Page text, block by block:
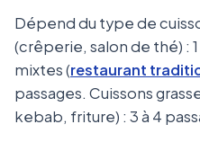
Dépend du type de
(crêperie, salon de thé) :
mixtes (restaurant
passages. Cuissons
kebab, friture) : 3 à 4